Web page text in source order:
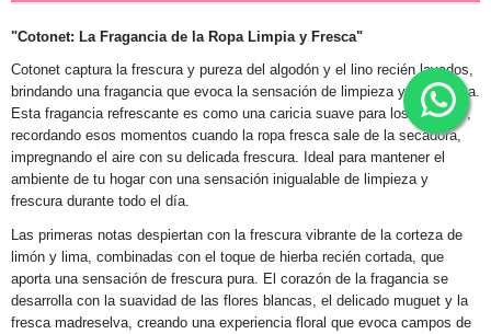
"Cotonet: La Fragancia de la Ropa Limpia y Fresca"
Cotonet captura la frescura y pureza del algodón y el lino recién lavados,
brindando una fragancia que evoca la sensación de limpieza y naturaleza.
Esta fragancia refrescante es como una caricia suave para los sentidos,
recordando esos momentos cuando la ropa fresca sale de la secadora,
impregnando el aire con su delicada frescura. Ideal para mantener el
ambiente de tu hogar con una sensación inigualable de limpieza y
frescura durante todo el día.
Las primeras notas despiertan con la frescura vibrante de la corteza de
limón y lima, combinadas con el toque de hierba recién cortada, que
aporta una sensación de frescura pura. El corazón de la fragancia se
desarrolla con la suavidad de las flores blancas, el delicado muguet y la
fresca madreselva, creando una experiencia floral que evoca campos de